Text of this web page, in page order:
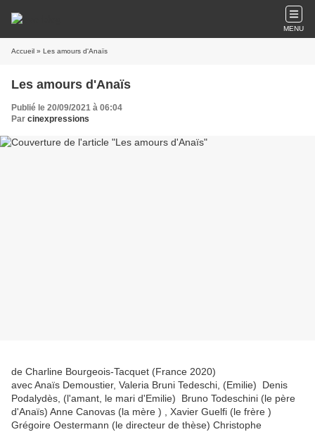
MENU
Accueil » Les amours d'Anaïs
Les amours d'Anaïs
Publié le 20/09/2021 à 06:04
Par cinexpressions
de Charline Bourgeois-Tacquet (France 2020)
avec Anaïs Demoustier, Valeria Bruni Tedeschi, (Emilie) Denis
Podalydès, (l'amant, le mari d'Emilie) Bruno Todeschini (le père
d'Anaïs) Anne Canovas (la mère ) , Xavier Guelfi (le frère )
Grégoire Oestermann (le directeur de thèse) Christophe